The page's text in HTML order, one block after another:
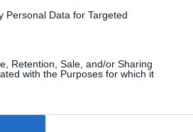
Personal Data for Targeted
Retention, Sale, and/or Sharing
with the Purposes for which it
repercusiones en su
para que “no se dé ni